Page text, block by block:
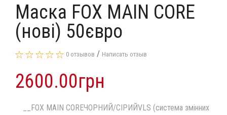
Маска FOX MAIN CORE
(нові) 50євро
0 отзывов / Написать отзыв
2600.00грн
__FOX MAIN COREЧОРНИЙ/СІРИЙVLS (система змінних